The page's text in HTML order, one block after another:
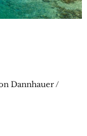
Dannhauer /